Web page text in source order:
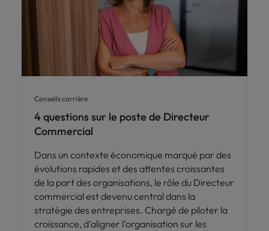
Conseils carrière
4 questions sur le poste de Directeur
Commercial
Dans un contexte économique marqué par des
évolutions rapides et des attentes croissantes
de la part des organisations, le rôle du Directeur
commercial est devenu central dans la
stratégie des entreprises. Chargé de piloter la
croissance, d’aligner l’organisation sur les